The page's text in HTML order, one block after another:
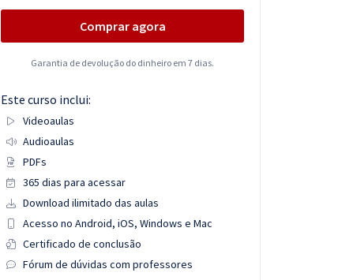
Comprar agora
Garantia de devolução do dinheiro em 7 dias.
Este curso inclui:
Videoaulas
Audioaulas
PDFs
365 dias para acessar
Download ilimitado das aulas
Acesso no Android, iOS, Windows e Mac
Certificado de conclusão
Fórum de dúvidas com professores